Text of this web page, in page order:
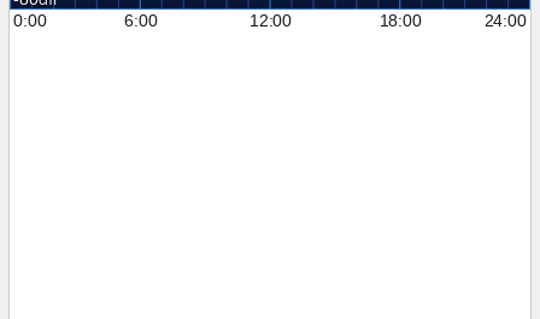
0:00
6:00 12:00 18:00 24:00